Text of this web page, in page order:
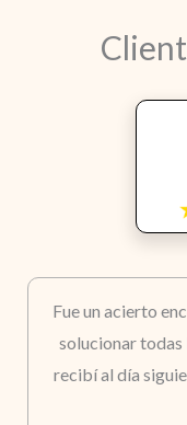
Fue un acierto
solucionar todas
recibí al día